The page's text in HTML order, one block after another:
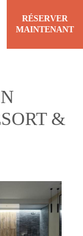
RÉSERVER
MAINTENANT
&